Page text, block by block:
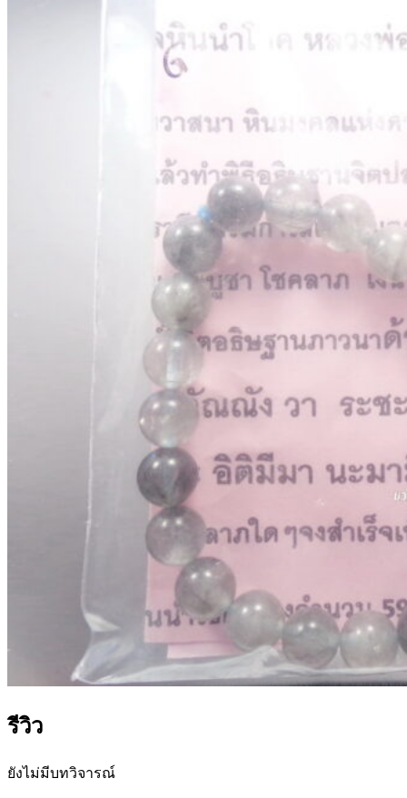
รีวิว
ยังไม่มีบทวิจารณ์